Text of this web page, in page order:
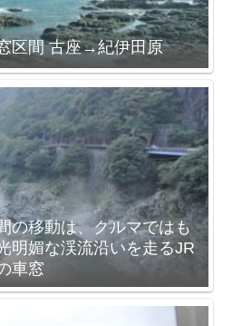
区間 古座→紀伊田原
の移動は、クルマではも
明媚な渓流沿いを走るJR
車窓